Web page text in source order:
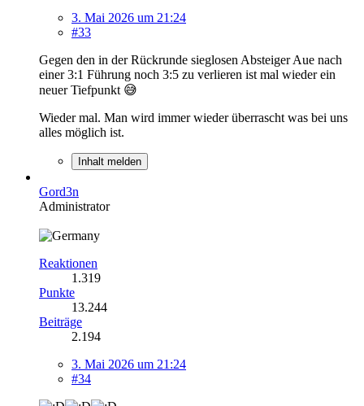
3. Mai 2026 um 21:24
#33
Gegen den in der Rückrunde sieglosen Absteiger Aue nach
einer 3:1 Führung noch 3:5 zu verlieren ist mal wieder ein
neuer Tiefpunkt 😅
Wieder mal. Man wird immer wieder überrascht was bei uns
alles möglich ist.
Inhalt melden
Gord3n
Administrator
Reaktionen
1.319
Punkte
13.244
Beiträge
2.194
3. Mai 2026 um 21:24
#34